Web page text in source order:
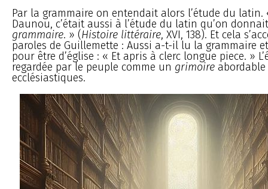
Par la grammaire on entendait alors l’étude du latin.
Daunou, c’était aussi à l’étude du latin qu’on
grammaire. » (Histoire littéraire, XVI, 138). Et cela
paroles de Guillemette : Aussi a-t-il lu la grammaire
pour être d’église : « Et apris à clerc longue piece. »
regardée par le peuple comme un grimoire
ecclésiastiques.